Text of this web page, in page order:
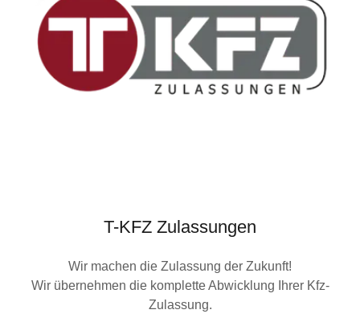
T-KFZ Zulassungen
Wir machen die Zulassung der Zukunft!
Wir übernehmen die komplette Abwicklung Ihrer Kfz-
Zulassung.